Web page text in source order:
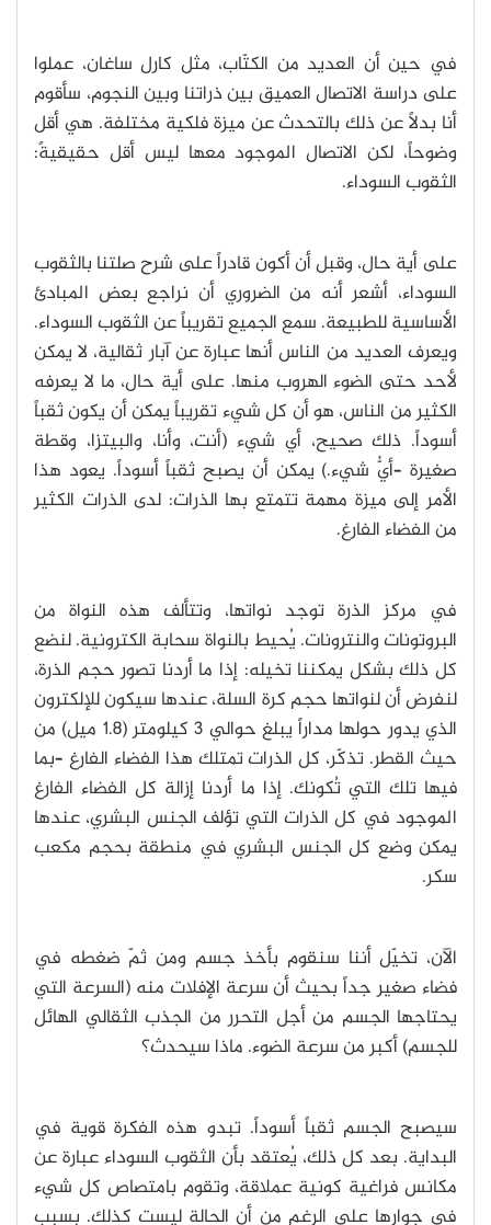
في حين أن العديد من الكتّاب، مثل كارل ساغان، عملوا
على دراسة الاتصال العميق بين ذراتنا وبين النجوم، سأقوم
أنا بدلاً عن ذلك بالتحدث عن ميزة فلكية مختلفة. هي أقل
وضوحاً، لكن الاتصال الموجود معها ليس أقل حقيقيةً:
الثقوب السوداء.
على أية حال، وقبل أن أكون قادراً على شرح صلتنا بالثقوب
السوداء، أشعر أنه من الضروري أن نراجع بعض المبادئ
الأساسية للطبيعة. سمع الجميع تقريباً عن الثقوب السوداء.
ويعرف العديد من الناس أنها عبارة عن آبار ثقالية، لا يمكن
لأحد حتى الضوء الهروب منها. على أية حال، ما لا يعرفه
الكثير من الناس، هو أن كل شيء تقريباً يمكن أن يكون ثقباً
أسوداً. ذلك صحيح، أي شيء (أنت، وأنا، والبيتزا، وقطة
صغيرة –أيُّ شيء.) يمكن أن يصبح ثقباً أسوداً. يعود هذا
الأمر إلى ميزة مهمة تتمتع بها الذرات: لدى الذرات الكثير
من الفضاء الفارغ.
في مركز الذرة توجد نواتها، وتتألف هذه النواة من
البروتونات والنترونات. يُحيط بالنواة سحابة الكترونية. لنضع
كل ذلك بشكل يمكننا تخيله: إذا ما أردنا تصور حجم الذرة،
لنفرض أن لنواتها حجم كرة السلة، عندها سيكون للإلكترون
الذي يدور حولها مداراً يبلغ حوالي 3 كيلومتر (1.8 ميل) من
حيث القطر. تذكّر، كل الذرات تمتلك هذا الفضاء الفارغ –بما
فيها تلك التي تُكونك. إذا ما أردنا إزالة كل الفضاء الفارغ
الموجود في كل الذرات التي تؤلف الجنس البشري، عندها
يمكن وضع كل الجنس البشري في منطقة بحجم مكعب
سكر.
الآن، تخيّل أننا سنقوم بأخذ جسم ومن ثمّ ضغطه في
فضاء صغير جداً بحيث أن سرعة الإفلات منه (السرعة التي
يحتاجها الجسم من أجل التحرر من الجذب الثقالي الهائل
للجسم) أكبر من سرعة الضوء. ماذا سيحدث؟
سيصبح الجسم ثقباً أسوداً. تبدو هذه الفكرة قوية في
البداية. بعد كل ذلك، يُعتقد بأن الثقوب السوداء عبارة عن
مكانس فراغية كونية عملاقة، وتقوم بامتصاص كل شيء
في جوارها على الرغم من أن الحالة ليست كذلك. بسبب